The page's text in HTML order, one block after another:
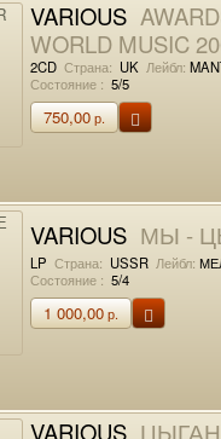
VARIOUS
WORLD MUSIC
2CD Страна: UK Лейбл:
Состояние : 5/5
750,00р.
VARIOUS МЫ -
LP Страна: USSR Лейбл:
Состояние : 5/4
1 000,00р.
VARIOUS